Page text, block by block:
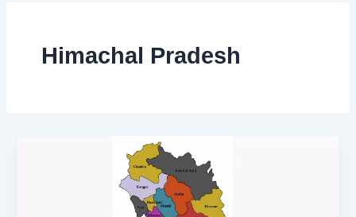
Himachal Pradesh